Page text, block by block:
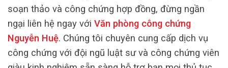
soạn thảo và công chứng hợp đồng, đừng ngần
ngại liên hệ ngay với Văn phòng công chứng
Nguyễn Huệ. Chúng tôi chuyên cung cấp dịch vụ
công chứng với đội ngũ luật sư và công chứng viên